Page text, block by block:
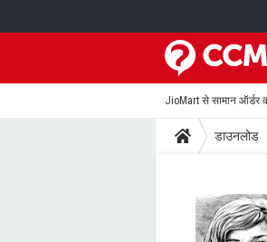
JioMart से सामान ऑर्डर
डाउनलोड